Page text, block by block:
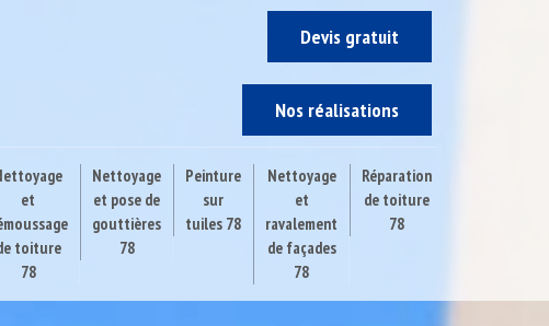
Devis gratuit
Nos réalisations
et
toiture
78
Nettoyage
et pose de
gouttières
78
Peinture
sur
tuiles 78
Nettoyage
et
ravalement
de façades
78
Réparation
de toiture
78